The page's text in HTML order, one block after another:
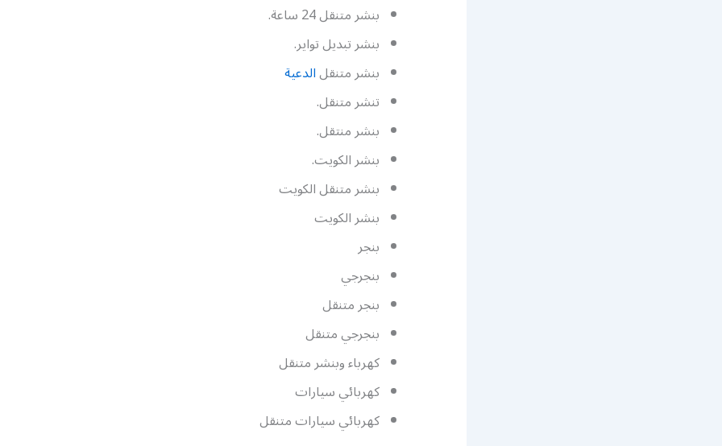
بنشر متنقل 24 ساعة.
بنشر تبديل تواير.
بنشر متنقلالدعية
تنشر متنقل.
بنشر منتقل.
بنشر الكويت.
بنشر متنقل الكويت
بنشر الكويت
بنجر
بنجرجي
بنجر متنقل
بنجرجي متنقل
كهرباء وبنشر متنقل
كهربائي سيارات
كهربائي سيارات متنقل